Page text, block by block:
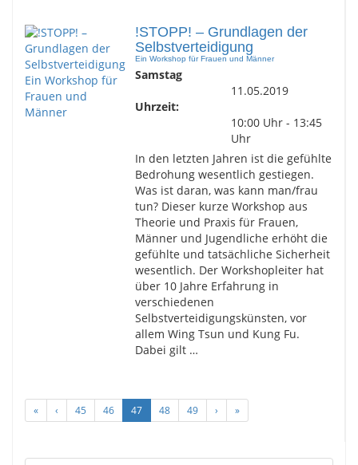
!STOPP! – Grundlagen der
Selbstverteidigung
Ein Workshop für Frauen und Männer
Samstag
11.05.2019
Uhrzeit:
10:00 Uhr - 13:45
Uhr
In den letzten Jahren ist die gefühlte
Bedrohung wesentlich gestiegen.
Was ist daran, was kann man/frau
tun? Dieser kurze Workshop aus
Theorie und Praxis für Frauen,
Männer und Jugendliche erhöht die
gefühlte und tatsächliche Sicherheit
wesentlich. Der Workshopleiter hat
über 10 Jahre Erfahrung in
verschiedenen
Selbstverteidigungskünsten, vor
allem Wing Tsun und Kung Fu.
Dabei gilt …
« ‹ 45 46 47 48 49 › »